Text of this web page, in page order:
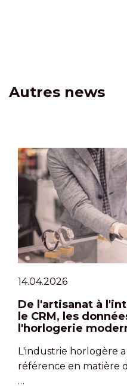
Autres news
14.04.2026
De l'artisanat à
le CRM, les
l'horlogerie
L'industrie horlogère
référence en matière
…